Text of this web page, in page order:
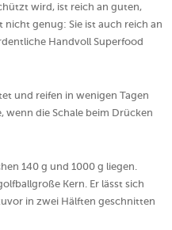
wird, ist reich an guten,
genug: Sie ist auch reich an
Handvoll Superfood
und reifen in wenigen Tagen
wenn die Schale beim Drücken
140 g und 1000 g liegen.
Kern. Er lässt sich
in zwei Hälften geschnitten